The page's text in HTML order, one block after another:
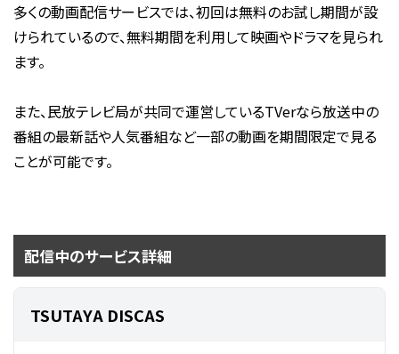
多くの動画配信サービスでは、初回は無料のお試し期間が設
けられているので、無料期間を利用して映画やドラマを見られ
ます。
また、民放テレビ局が共同で運営しているTVerなら放送中の
番組の最新話や人気番組など一部の動画を期間限定で見る
ことが可能です。
配信中のサービス詳細
TSUTAYA DISCAS